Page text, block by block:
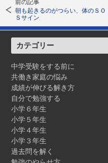
前の記事
朝も起きるのがつらい、体のＳＯ
Ｓサイン
カテゴリー
中学受験をする前に
共働き家庭の悩み
成績が伸びる解き方
自分で勉強する
小学６年生
小学５年生
小学４年生
小学３年生
過去問を解く